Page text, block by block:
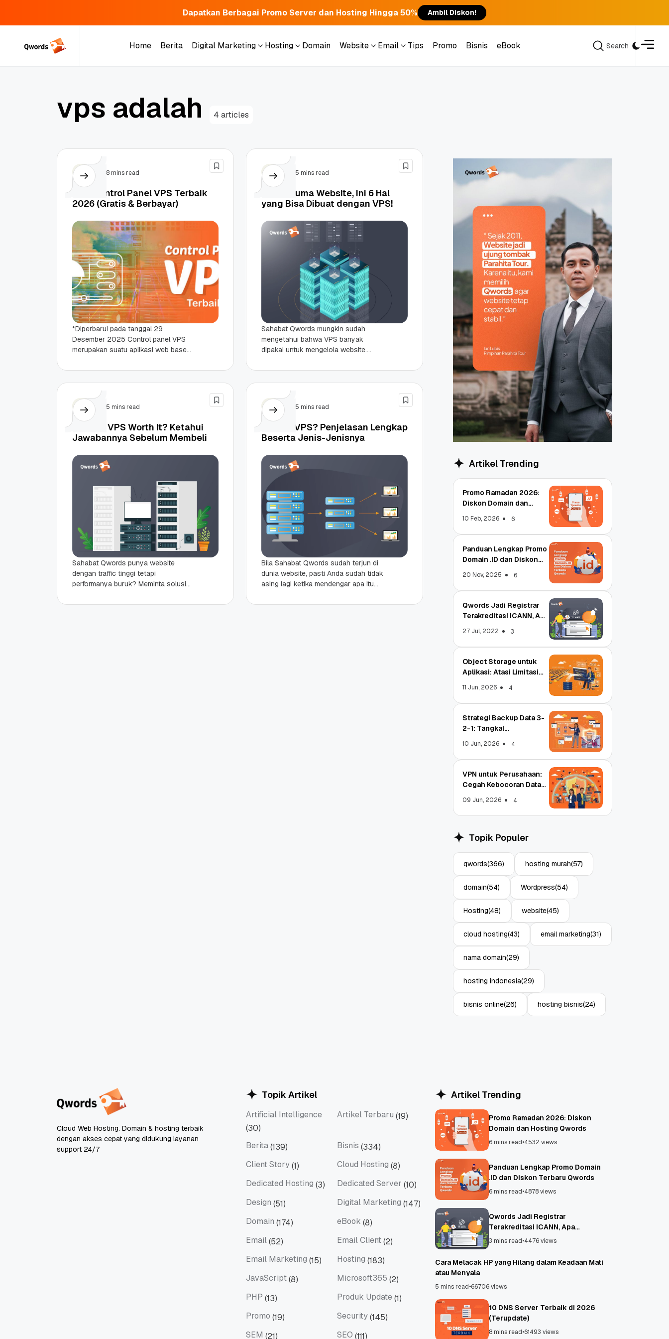
Dapatkan Berbagai Promo Server dan Hosting Hingga 50% Ambil Diskon!
Home
Berita
Digital Marketing
Hosting
Domain
Website
Email
Tips
Promo
Bisnis
eBook
Search
Aplikasi: Atasi Limitasi
11 Jun, 2026 4
vps adalah 4 articles
VPS 8 mins read
15++ Control Panel VPS Terbaik
2026 (Gratis & Berbayar)
*Diperbarui pada tanggal 29
Desember 2025 Control panel VPS
merupakan suatu aplikasi web base
administrator server untuk mengelola
berbagai macam fungsi server....
VPS 5 mins read
Tidak Cuma Website, Ini 6 Hal
yang Bisa Dibuat dengan VPS!
Sahabat Qwords mungkin sudah
mengetahui bahwa VPS banyak
dipakai untuk mengelola website.
tanya, “selain website, apa sih yang
bisa dibuat dengan VPS?”...
VPS 5 mins read
Apakah VPS Worth It? Ketahui
Jawabannya Sebelum Membeli
Sahabat Qwords punya website
dengan traffic tinggi tetapi
performanya buruk? Meminta solusi
untuk upgrade ke VPS? VPS mungkin
VPS 5 mins read
Apa Itu VPS? Penjelasan Lengkap
Beserta Jenis-Jenisnya
Bila Sahabat Qwords sudah terjun di
dunia website, pasti Anda sudah tidak
asing lagi ketika mendengar apa itu
server atau VPS...
Artikel Trending
Promo Ramadan 2026:
Diskon Domain dan
10 Feb, 2026 6
Panduan Lengkap Promo
Domain .ID dan Diskon
20 Nov, 2025 6
Qwords Jadi Registrar
Terakreditasi ICANN, Apa
27 Jul, 2022 3
Object Storage untuk
Aplikasi: Atasi Limitasi
11 Jun, 2026 4
Strategi Backup Data 3-
2-1: Tangkal
10 Jun, 2026 4
VPN untuk Perusahaan:
Cegah Kebocoran Data
09 Jun, 2026 4
Topik Populer
qwords(366) hosting murah(57)
domain(54) Wordpress(54)
Hosting(48) website(45)
cloud hosting(43) email marketing(31)
nama domain(29)
hosting indonesia(29)
bisnis online(26) hosting bisnis(24)
Cloud Web Hosting. Domain & hosting terbaik
dengan akses cepat yang didukung layanan
support 24/7
Topik Artikel
Artificial Intelligence
Artificial Intelligence
(30)
Artikel Terbaru (19)
Berita(139) Bisnis (334)
Client Story(1) Cloud Hosting (8)
Dedicated Hosting (3) Dedicated Server (10)
Design (51) Digital Marketing (147)
Domain (174) eBook (8)
Email(52) Email Client(2)
Email Marketing (15) Hosting (183)
JavaScript(8) Microsoft365 (2)
PHP (13) Produk Update (1)
Promo (19) Security(145)
SEM (21) SEO (111)
Artikel Trending
Promo Ramadan 2026: Diskon
Domain dan Hosting Qwords
6 mins read•4532 views
Panduan Lengkap Promo Domain
.ID dan Diskon Terbaru Qwords
6 mins read•4878 views
Qwords Jadi Registrar
Terakreditasi ICANN, Apa
Untungnya?
3 mins read•4476 views
Cara Melacak HP yang Hilang dalam Keadaan Mati
atau Menyala
5 mins read•66706 views
10 DNS Server Terbaik di 2026
(Terupdate)
8 mins read•61493 views